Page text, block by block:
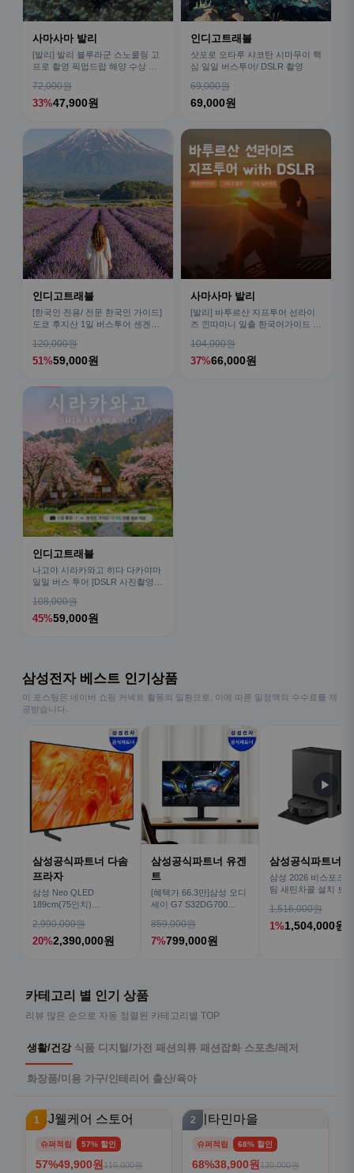
사마사마 발리
[발리] 발리 블루라군 스노쿨링 고
프로 촬영 픽업드랍 해양 수상 액
72,000원
33%47,900원
인디고트래블
삿포로 오타루 샤코탄 시마무이 핵
심 일일 버스투어/ DSLR 촬영
69,000원
69,000원
인디고트래블
[한국인 전용/ 전문 한국인 가이드]
도쿄 후지산 1일 버스투어 센겐공
120,000원
51%59,000원
사마사마 발리
[발리] 바투르산 지프투어 선라이
즈 낀따마니 일출 한국어가이드 우
104,000원
37%66,000원
인디고트래블
나고야 시라카와고 히다 다카야마
일일 버스 투어 [DSLR 사진촬영
108,000원
45%59,000원
삼성전자 베스트 인기상품
이 포스팅은 네이버 쇼핑 커넥트 활동의 일환으로, 이에 따른 일정액의 수수료를 제
공받습니다.
삼성공식파트너 다솜
프라자
삼성 Neo QLED
189cm(75인치)
TV
2,990,000원
20%2,390,000원
삼성공식파트너 유겐
트
[혜택가 66.3만]삼성 오디
세이 G7 S32DG700
859,000원
7%799,000원
삼성공식파트너
삼성 2026 비스포크
팀 새틴차콜 설치 보
1,516,000원
1%1,504,000원
▶
카테고리 별 인기 상품
리뷰 많은 순으로 자동 정렬된 카테고리별 TOP
생활/건강 식품 디지털/가전 패션의류 패션잡화 스포츠/레저
화장품/미용 가구/인테리어 출산/육아
1
슈퍼적립 57% 할인
57%49,900원 116,000원
2
슈퍼적립 68% 할인
68%38,900원 120,000원